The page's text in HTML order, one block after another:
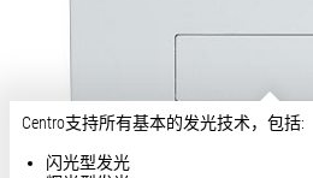
Centro支持所有基本的发光技术，包括:
闪光型发光